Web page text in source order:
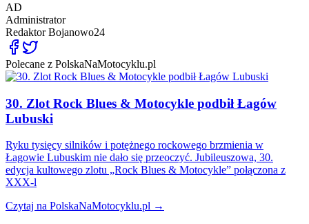
AD
Administrator
RedaktorBojanowo24
Polecane z PolskaNaMotocyklu.pl
30. Zlot Rock Blues & Motocykle podbił Łagów
Lubuski
Ryku tysięcy silników i potężnego rockowego brzmienia w
Łagowie Lubuskim nie dało się przeoczyć. Jubileuszowa, 30.
edycja kultowego zlotu „Rock Blues & Motocykle” połączona z
XXX-l
Czytaj na PolskaNaMotocyklu.pl →